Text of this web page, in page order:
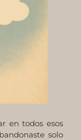
en todos esos
solo